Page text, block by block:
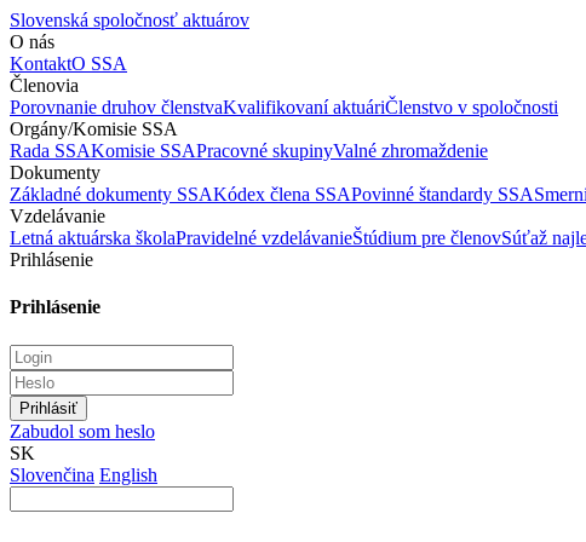
Slovenská spoločnosť aktuárov
O nás
KontaktO SSA
Členovia
Porovnanie druhov členstvaKvalifikovaní aktuáriČlenstvo v spoločnosti
Orgány/Komisie SSA
Rada SSAKomisie SSAPracovné skupinyValné zhromaždenie
Dokumenty
Základné dokumenty SSAKódex člena SSAPovinné štandardy SSA
Vzdelávanie
Letná aktuárska školaPravidelné vzdelávanieŠtúdium pre členovSúťaž
Prihlásenie
Prihlásenie
Zabudol som heslo
SK
Slovenčina English